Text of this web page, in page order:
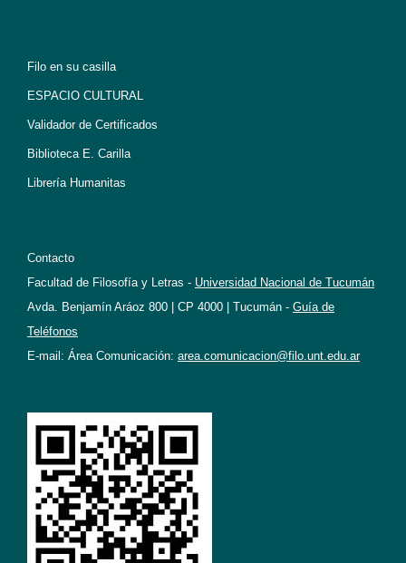
Filo en su casilla
ESPACIO CULTURAL
Validador de Certificados
Biblioteca E. Carilla
Librería Humanitas
Contacto
Facultad de Filosofía y Letras - Universidad Nacional de Tucumán
Avda. Benjamín Aráoz 800 | CP 4000 | Tucumán - Guía de
Teléfonos
E-mail: Área Comunicación: area.comunicacion@filo.unt.edu.ar